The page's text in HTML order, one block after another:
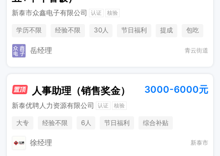
新泰市众鑫电子有限公司 认证 核验
学历不限 经验不限 30人 节日福利 提成
包吃
三险
岳经理 青云街道
人事助理（销售奖金） 3000-6000元
新泰优聘人力资源有限公司 认证 核验
大专 经验不限 6人 节日福利
综合补贴
徐经理 新泰市